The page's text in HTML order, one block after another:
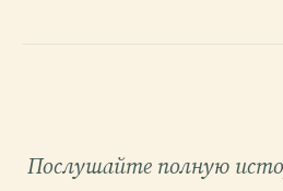
Послушайте полную